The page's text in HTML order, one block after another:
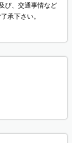
び、交通事情など
承下さい。